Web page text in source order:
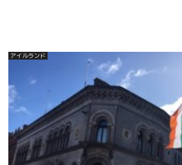
アイルランド